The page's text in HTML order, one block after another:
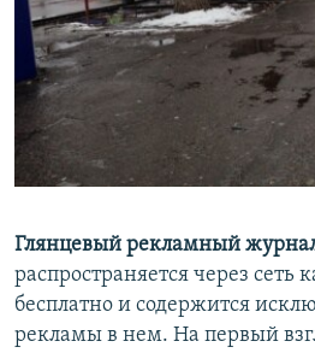
Глянцевый рекламный
распространяется через сеть
бесплатно и содержится
рекламы в нем. На первый